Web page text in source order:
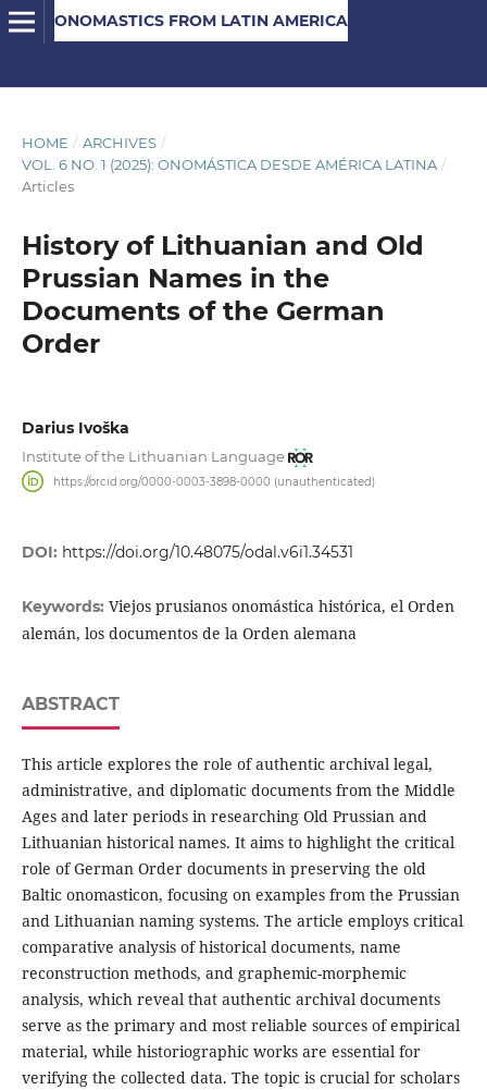
ONOMASTICS FROM LATIN AMERICA
HOME / ARCHIVES /
VOL. 6 NO. 1 (2025): ONOMÁSTICA DESDE AMÉRICA LATINA /
Articles
History of Lithuanian and Old
Prussian Names in the
Documents of the German
Order
Darius Ivoška
Institute of the Lithuanian Language
https://orcid.org/0000-0003-3898-0000 (unauthenticated)
DOI: https://doi.org/10.48075/odal.v6i1.34531
Keywords: Viejos prusianos onomástica histórica, el Orden
alemán, los documentos de la Orden alemana
ABSTRACT
This article explores the role of authentic archival legal,
administrative, and diplomatic documents from the Middle
Ages and later periods in researching Old Prussian and
Lithuanian historical names. It aims to highlight the critical
role of German Order documents in preserving the old
Baltic onomasticon, focusing on examples from the Prussian
and Lithuanian naming systems. The article employs critical
comparative analysis of historical documents, name
reconstruction methods, and graphemic-morphemic
analysis, which reveal that authentic archival documents
serve as the primary and most reliable sources of empirical
material, while historiographic works are essential for
verifying the collected data. The topic is crucial for scholars